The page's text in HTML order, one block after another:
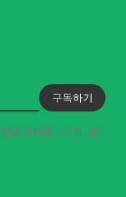
구독하기
보 수신에 동의합니다.